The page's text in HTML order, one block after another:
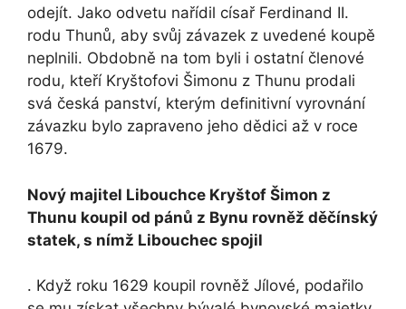
odejít. Jako odvetu nařídil císař Ferdinand II.
rodu Thunů, aby svůj závazek z uvedené koupě
neplnili. Obdobně na tom byli i ostatní členové
rodu, kteří Kryštofovi Šimonu z Thunu prodali
svá česká panství, kterým definitivní vyrovnání
závazku bylo zapraveno jeho dědici až v roce
1679.
Nový majitel Libouchce Kryštof Šimon z
Thunu koupil od pánů z Bynu rovněž děčínský
statek, s nímž Libouchec spojil
. Když roku 1629 koupil rovněž Jílové, podařilo